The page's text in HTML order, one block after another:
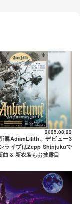
2025.08.22
属AdamLilith、デビュー3
ライブはZepp Shinjukuで
曲 & 新衣装もお披露目